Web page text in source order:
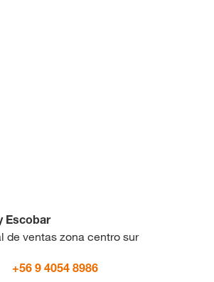
Escobar
de ventas zona centro sur
+56 9 4054 8986